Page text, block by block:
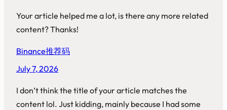
Your article helped me a lot, is there any more related
content? Thanks!
Binance推荐码
July 7, 2026
I don’t think the title of your article matches the
content lol. Just kidding, mainly because I had some